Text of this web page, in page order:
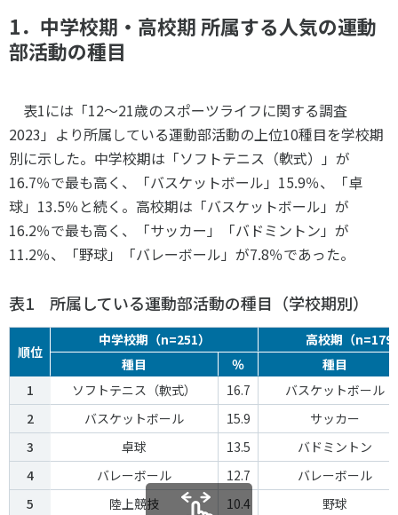
メールマガジン
アクセス
個人情報保護方針
ソーシャルメディア運営方針
© 2020
スポーツボランティア
スポーツ政策・予算
社会づくり
自治体との連携
各教育機関との連携
【動画】スポーツでアクティブなまちづくり
知る学ぶ
SPORT POLICY INCUBATOR ―スポーツ政策の『卵』 ―
Sport Topics
スポーツ 歴史の検証
スポーツ辞典
1．中学校期・高校期 所属する人気の運動
部活動の種目
表1には「12～21歳のスポーツライフに関する調査
2023」より所属している運動部活動の上位10種目を学校期
別に示した。中学校期は「ソフトテニス（軟式）」が
16.7％で最も高く、「バスケットボール」15.9％、「卓
球」13.5％と続く。高校期は「バスケットボール」が
16.2％で最も高く、「サッカー」「バドミントン」が
11.2％、「野球」「バレーボール」が7.8％であった。
表1 所属している運動部活動の種目（学校期別）
順位
中学校期（n=251）
高校期（n=179
種目
％
種目
1
ソフトテニス（軟式） 16.7
バスケットボール
2
バスケットボール 15.9
サッカー
3
卓球 13.5
バドミントン
4
バレーボール 12.7
バレーボール
5
陸上競技 10.4
野球